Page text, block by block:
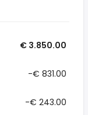
€ 3.850.00
-€ 831.00
-€ 243.00